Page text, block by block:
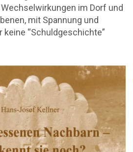
im Dorf und
mit Spannung und
keine “Schuldgeschichte”